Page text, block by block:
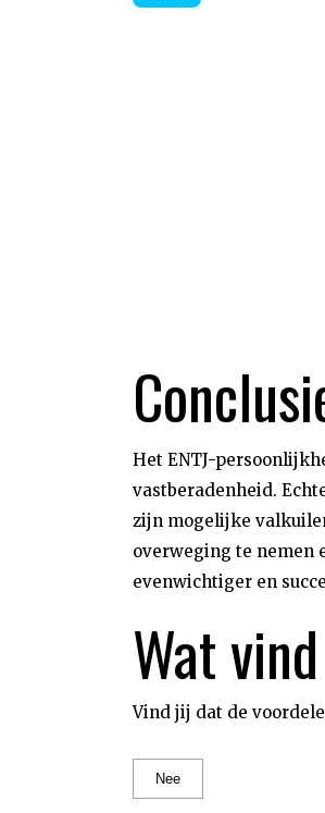
Het ENTJ-
vastberadenheid.
zijn mogelijke
overweging te nemen
evenwichtiger en
Wat
Vind jij dat de
Nee